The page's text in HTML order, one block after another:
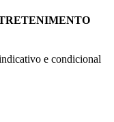
e condicional